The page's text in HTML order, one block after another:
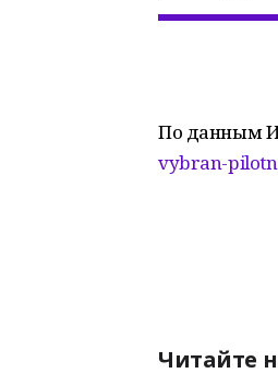
По данным
vybran-
Читайте